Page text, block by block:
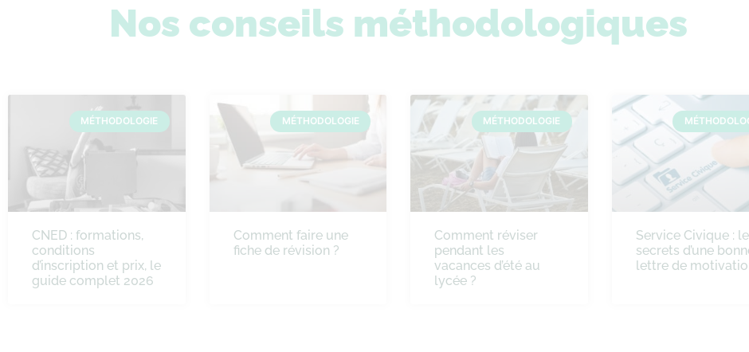
Nos conseils méthodologiques
MÉTHODOLOGIE
CNED : formations,
conditions
d’inscription et prix, le
guide complet 2026
MÉTHODOLOGIE
Comment faire une
fiche de révision ?
MÉTHODOLOGIE
Comment réviser
pendant les
vacances d’été au
lycée ?
Service Civique :
secrets d’une
lettre de